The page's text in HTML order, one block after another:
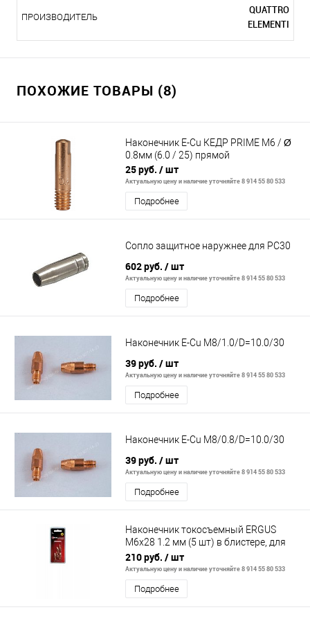
ПРОИЗВОДИТЕЛЬ
QUATTRO
ELEMENTI
ПОХОЖИЕ ТОВАРЫ (8)
Наконечник E-Cu КЕДР PRIME М6 / Ø
0.8мм (6.0 / 25) прямой
25 руб. / шт
Актуальную цену и наличие уточняйте 8 914 55 80 533
Подробнее
Сопло защитное наружнее для РС30
602 руб. / шт
Актуальную цену и наличие уточняйте 8 914 55 80 533
Подробнее
Наконечник E-Cu М8/1.0/D=10.0/30
39 руб. / шт
Актуальную цену и наличие уточняйте 8 914 55 80 533
Подробнее
Наконечник E-Cu М8/0.8/D=10.0/30
39 руб. / шт
Актуальную цену и наличие уточняйте 8 914 55 80 533
Подробнее
Наконечник токосъемный ERGUS
M6x28 1.2 мм (5 шт) в блистере, для
горелки полуавтомата
210 руб. / шт
Актуальную цену и наличие уточняйте 8 914 55 80 533
Подробнее